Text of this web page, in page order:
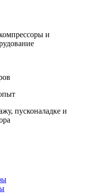
и
пусконаладке и